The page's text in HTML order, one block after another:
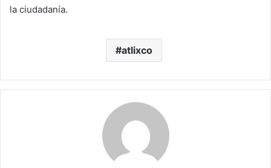
la ciudadanía.
atlixco